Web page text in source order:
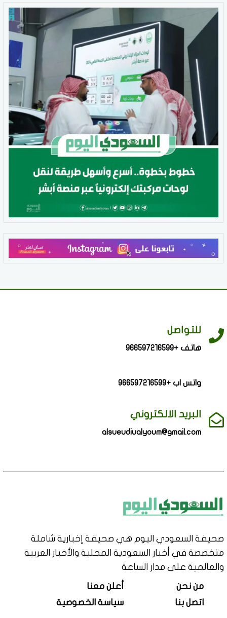
للتواصل
هاتف +966597216599
واتس اب +966597216599
البريد الالكتروني
alsueudiualyoum@gmail.com
صحيفة السعودي اليوم هي صحيفة إخبارية شاملة
متخصصة في أخبار السعودية المحلية والأخبار العربية
والعالمية على مدار الساعة
من نحن
أعلن معنا
اتصل بنا
سياسة الخصوصية